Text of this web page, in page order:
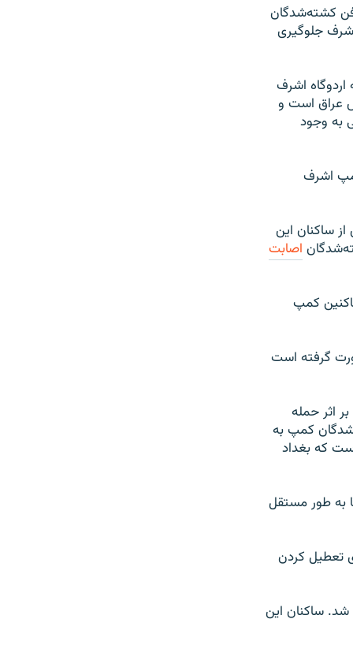
کشته‌شدگان
جلوگیری
اشرف
عراق است و
به وجود
اشرف
در جریان درگیری‌های شدیدی در اردوگاه اشرف، دستکم ۳۴ تن از ساکنان این
اصابت
کمپ
گرفته است
اثر حمله
شدگان کمپ به
که بغداد
به طور مستقل
تعطیل کردن
شد. ساکنان این